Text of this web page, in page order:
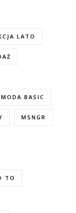
LATO
MODA BASIC
MSNGR
TO